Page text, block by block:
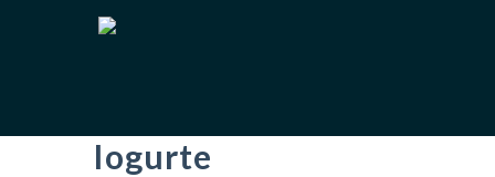
Iogurte